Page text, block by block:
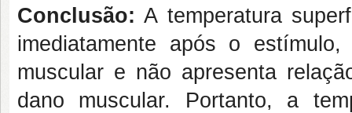
Conclusão: A temperatura
imediatamente após o
muscular e não apresenta
dano muscular. Portanto, a